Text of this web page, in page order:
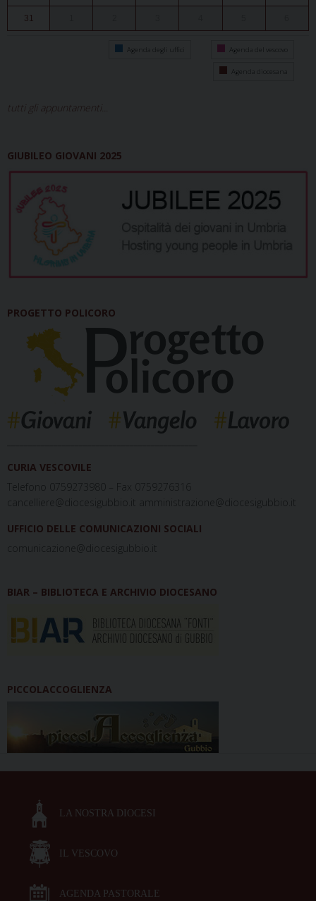
31
Agenda degli uffici Agenda del vescovo
Agenda diocesana
tutti gli appuntamenti...
GIUBILEO GIOVANI 2025
PROGETTO POLICORO
CURIA VESCOVILE
Telefono 0759273980 – Fax 0759276316
cancelliere@diocesigubbio.it amministrazione@diocesigubbio.it
UFFICIO DELLE COMUNICAZIONI SOCIALI
comunicazione@diocesigubbio.it
BIAR – BIBLIOTECA E ARCHIVIO DIOCESANO
PICCOLACCOGLIENZA
LA NOSTRA DIOCESI
IL VESCOVO
AGENDA PASTORALE